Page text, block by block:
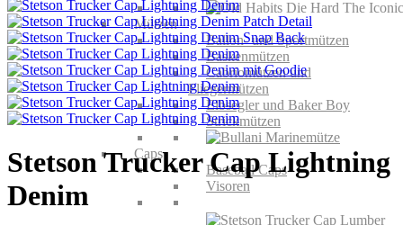
Mützen
Ballon- und Sportmützen
Baskenmützen
Cabriomützen und
Fliegermützen
Elbsegler und Baker Boy
Strickmützen
Caps
Baseball Caps
Visoren
Stetson Trucker Cap Lightning
Denim